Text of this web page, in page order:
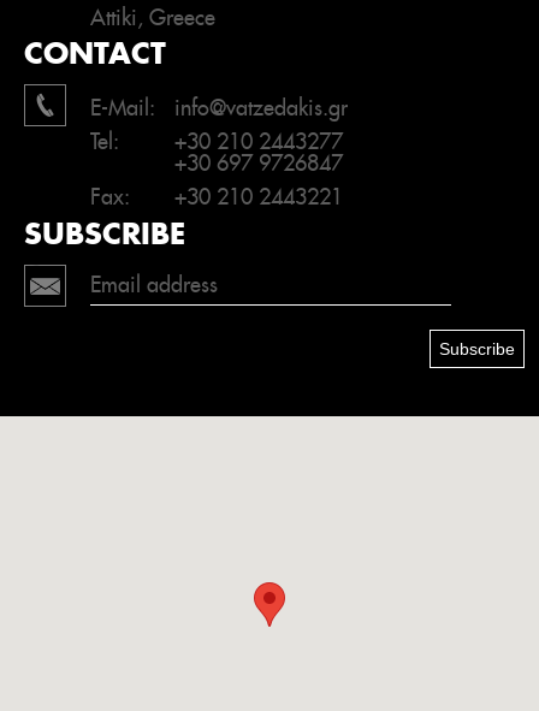
Attiki, Greece
CONTACT
E-Mail:
info@vatzedakis.gr
Tel:
+30 210 2443277
+30 697 9726847
Fax:
+30 210 2443221
SUBSCRIBE
Subscribe